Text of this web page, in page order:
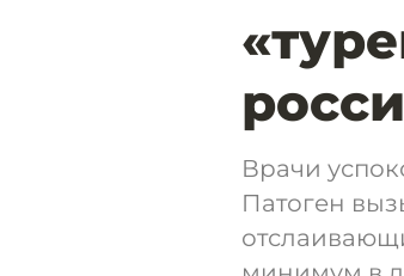
Врачи
Патоген